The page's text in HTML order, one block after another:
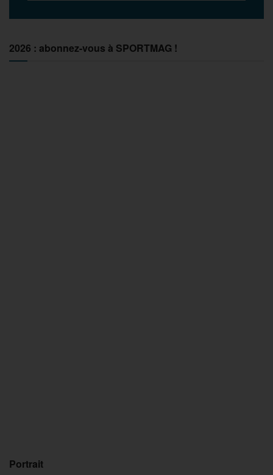
2026 : abonnez-vous à SPORTMAG !
Portrait